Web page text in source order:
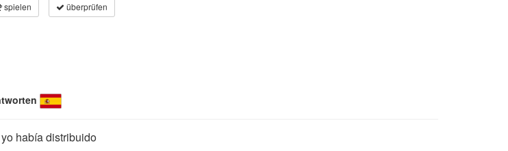
spielen überprüfen
yo había distribuido